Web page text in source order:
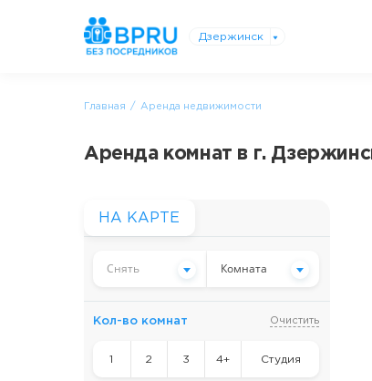
Дзержинск
Главная Аренда недвижимости
Аренда комнат в г.
Снять Комната
Кол-во комнат Очистить
1 2 3 4+ Студия
НА КАРТЕ